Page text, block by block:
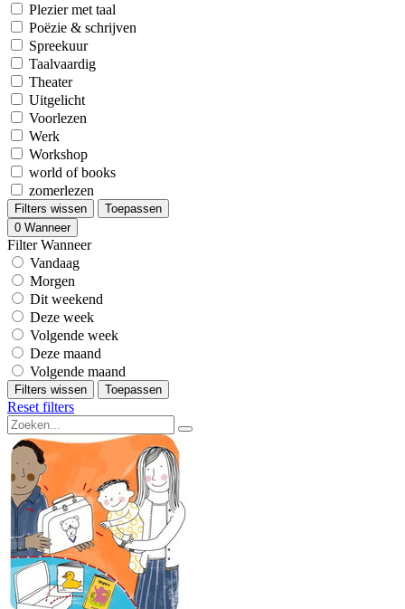
Plezier met taal
Poëzie & schrijven
Spreekuur
Taalvaardig
Theater
Uitgelicht
Voorlezen
Werk
Workshop
world of books
zomerlezen
Filters wissen
Toepassen
0 Wanneer
Filter Wanneer
Vandaag
Morgen
Dit weekend
Deze week
Volgende week
Deze maand
Volgende maand
Filters wissen Toepassen
Reset filters